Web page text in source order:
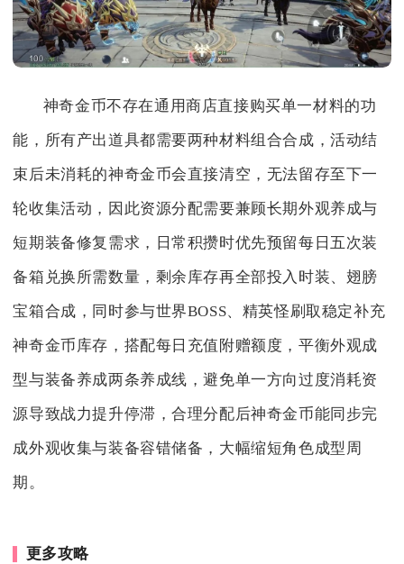
神奇金币不存在通用商店直接购买单一材料的功
能，所有产出道具都需要两种材料组合合成，活动结
束后未消耗的神奇金币会直接清空，无法留存至下一
轮收集活动，因此资源分配需要兼顾长期外观养成与
短期装备修复需求，日常积攒时优先预留每日五次装
备箱兑换所需数量，剩余库存再全部投入时装、翅膀
宝箱合成，同时参与世界BOSS、精英怪刷取稳定补充
神奇金币库存，搭配每日充值附赠额度，平衡外观成
型与装备养成两条养成线，避免单一方向过度消耗资
源导致战力提升停滞，合理分配后神奇金币能同步完
成外观收集与装备容错储备，大幅缩短角色成型周
期。
更多攻略